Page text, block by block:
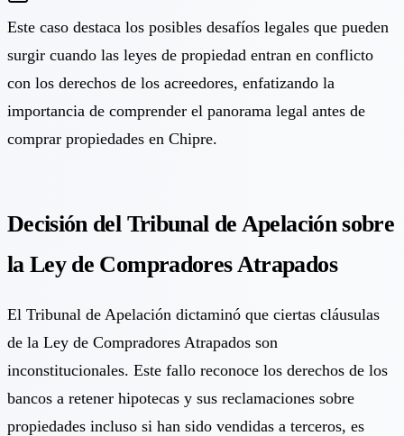
Este caso destaca los posibles desafíos legales que pueden
surgir cuando las leyes de propiedad entran en conflicto
con los derechos de los acreedores, enfatizando la
importancia de comprender el panorama legal antes de
comprar propiedades en Chipre.
Decisión del Tribunal de Apelación sobre
la Ley de Compradores Atrapados
El Tribunal de Apelación dictaminó que ciertas cláusulas
de la Ley de Compradores Atrapados son
inconstitucionales. Este fallo reconoce los derechos de los
bancos a retener hipotecas y sus reclamaciones sobre
propiedades incluso si han sido vendidas a terceros, es